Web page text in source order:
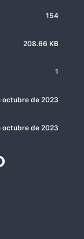
154
208.66 KB
1
octubre de 2023
octubre de 2023